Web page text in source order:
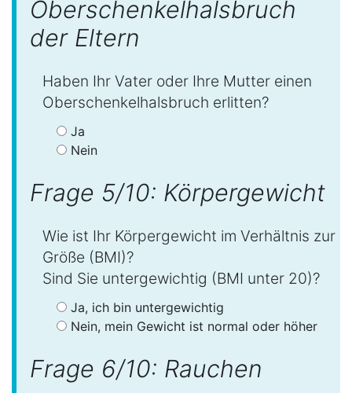
Oberschenkelhalsbruch
der Eltern
Haben Ihr Vater oder Ihre Mutter einen
Oberschenkelhalsbruch erlitten?
Ja
Nein
Frage 5/10: Körpergewicht
Wie ist Ihr Körpergewicht im Verhältnis zur
Größe (BMI)?
Sind Sie untergewichtig (BMI unter 20)?
Ja, ich bin untergewichtig
Nein, mein Gewicht ist normal oder höher
Frage 6/10: Rauchen